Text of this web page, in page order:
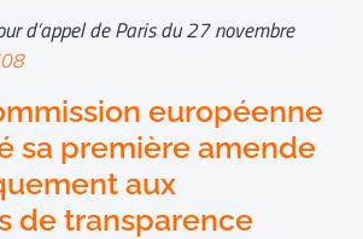
d’appel de Paris du 27 novembre
européenne
sa première amende
aux
de transparence